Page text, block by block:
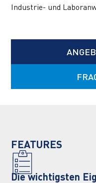
Industrie- und
FEATURES
Die wichtigsten